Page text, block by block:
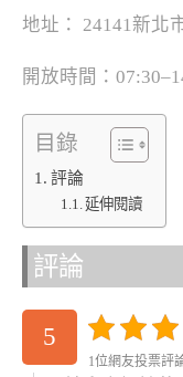
地址： 24141新北
開放時間：
目錄
評論
延伸閱讀
評論
5
1位網友投票評